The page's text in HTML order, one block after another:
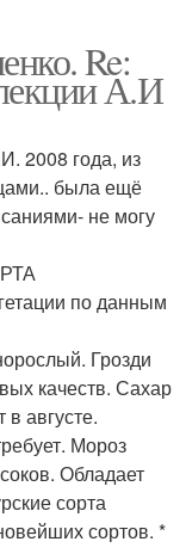
Re:
А.И
2008 года, из
была ещё
не могу
по данным
Грозди
качеств. Сахар
августе.
Мороз
Обладает
сорта
сортов. *